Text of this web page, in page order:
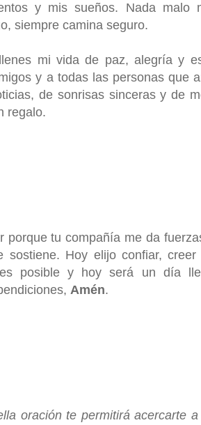
y mis sueños. Nada malo
siempre camina seguro.
mi vida de paz, alegría y
y a todas las personas que
de sonrisas sinceras y de
regalo.
porque tu compañía me da
sostiene. Hoy elijo confiar, creer
posible y hoy será un día
Amén.
oración te permitirá acercarte